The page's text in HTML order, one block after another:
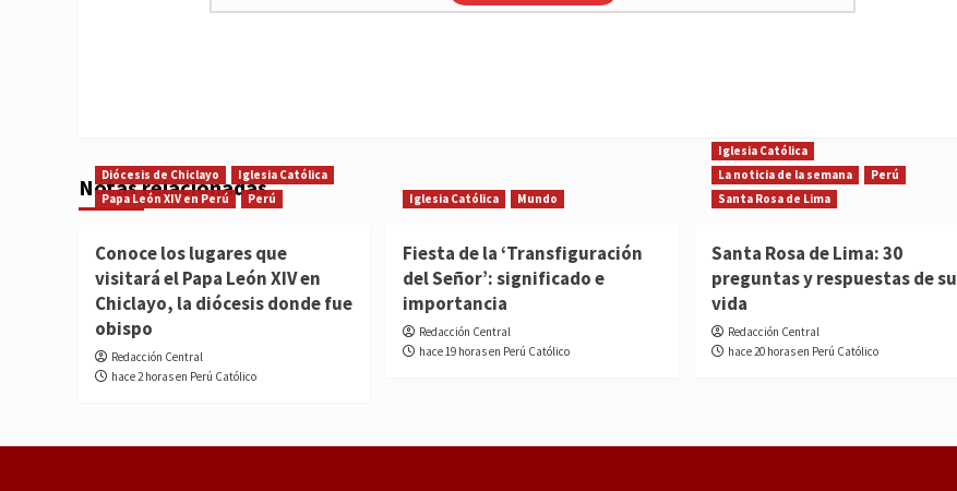
Notas relacionadas
Diócesis de Chiclayo
Iglesia Católica
Papa León XIV en Perú
Perú
Conoce los lugares que
visitará el Papa León XIV en
Chiclayo, la diócesis donde fue
obispo
Redacción Central
hace 2 horas en Perú Católico
Iglesia Católica Mundo
Fiesta de la ‘Transfiguración
del Señor’: significado e
importancia
Redacción Central
hace 19 horas en Perú Católico
Iglesia Católica
La noticia de la semana
Perú
Santa Rosa de Lima
Santa Rosa de Lima: 30
preguntas y respuestas de su
vida
Redacción Central
hace 20 horas en Perú Católico